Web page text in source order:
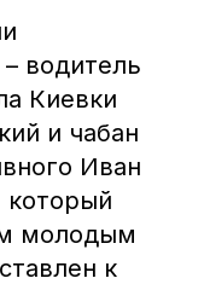
водитель
Киевки
и чабан
Иван
который
молодым
к